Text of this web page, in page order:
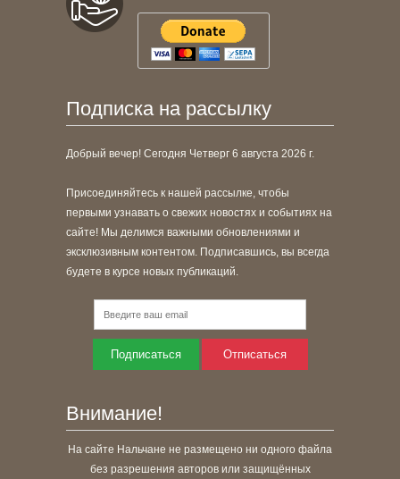
Подписка на рассылку
Добрый вечер! Сегодня Четверг 6 августа 2026 г.
Присоединяйтесь к нашей рассылке, чтобы
первыми узнавать о свежих новостях и событиях на
сайте! Мы делимся важными обновлениями и
эксклюзивным контентом. Подписавшись, вы всегда
будете в курсе новых публикаций.
Подписаться Отписаться
Внимание!
На сайте Нальчане не размещено ни одного файла
без разрешения авторов или защищённых